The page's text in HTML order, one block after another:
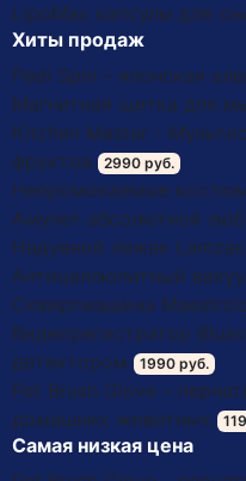
LipoМax капсулы для
Хиты продаж
Pedi Spin – японская
Магнитная щетка для
Kitchen Master -
фруктов
2990 руб.
Непромокаемые
Амулет абсолютной
Надувной лежак Lamzac
Антицеллюлитный
Сквиртмашина
Видеорегистратор
детектором
1990 руб.
Pet Brush Glove –
домашних животных
Самая низкая цена